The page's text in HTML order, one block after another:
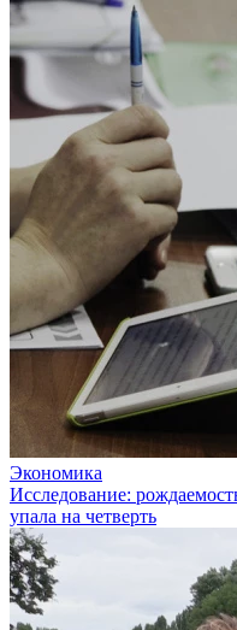
Экономика
Исследование:
упала на четверть